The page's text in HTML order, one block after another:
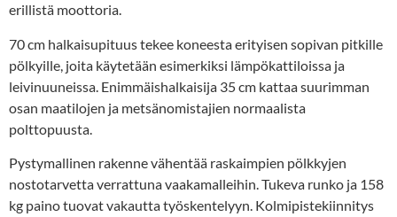
erillistä moottoria.
70 cm halkaisupituus tekee koneesta erityisen sopivan pitkille
pölkyille, joita käytetään esimerkiksi lämpökattiloissa ja
leivinuuneissa. Enimmäishalkaisija 35 cm kattaa suurimman
osan maatilojen ja metsänomistajien normaalista
polttopuusta.
Pystymallinen rakenne vähentää raskaimpien pölkkyjen
nostotarvetta verrattuna vaakamalleihin. Tukeva runko ja 158
kg paino tuovat vakautta työskentelyyn. Kolmipistekiinnitys